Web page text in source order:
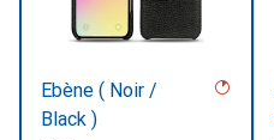
Ebène ( Noir /
Black )